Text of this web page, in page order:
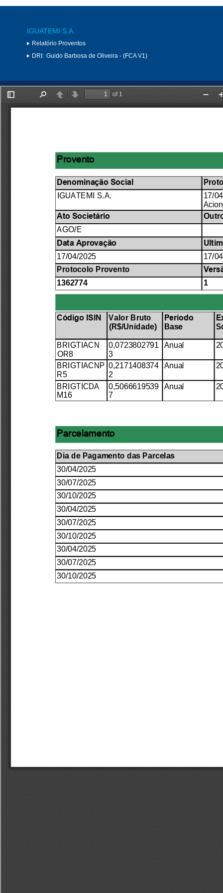
IGUATEMI S.A.
Relatório Proventos
DRI: Guido Barbosa de Oliveira - (FCA V1)